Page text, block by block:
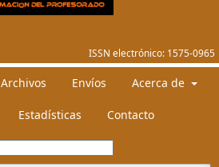
ISSN electrónico: 1575-0965
Archivos Envíos Acerca de
Estadísticas Contacto